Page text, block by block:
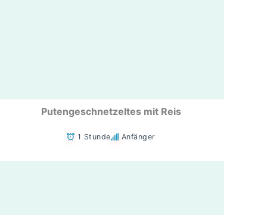
Putengeschnetzeltes mit Reis
1 Stunde Anfänger